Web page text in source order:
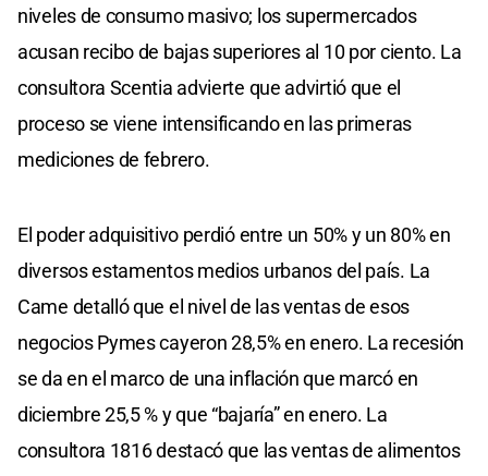
niveles de consumo masivo; los supermercados
acusan recibo de bajas superiores al 10 por ciento. La
consultora Scentia advierte que advirtió que el
proceso se viene intensificando en las primeras
mediciones de febrero.
El poder adquisitivo perdió entre un 50% y un 80% en
diversos estamentos medios urbanos del país. La
Came detalló que el nivel de las ventas de esos
negocios Pymes cayeron 28,5% en enero. La recesión
se da en el marco de una inflación que marcó en
diciembre 25,5 % y que “bajaría” en enero. La
consultora 1816 destacó que las ventas de alimentos